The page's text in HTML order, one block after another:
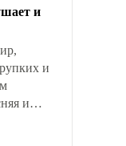
и
и
и
к
и